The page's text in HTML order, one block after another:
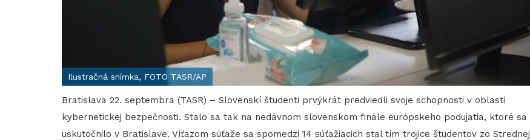
Ilustračná snímka, FOTO TASR/AP
Bratislava 22. septembra (TASR) – Slovenskí študenti prvýkrát predviedli svoje schopnosti v oblasti
kybernetickej bezpečnosti. Stalo sa tak na nedávnom slovenskom finále európskeho podujatia, ktoré sa
uskutočnilo v Bratislave. Víťazom súťaže sa spomedzi 14 súťažiacich stal tím trojice študentov zo Strednej